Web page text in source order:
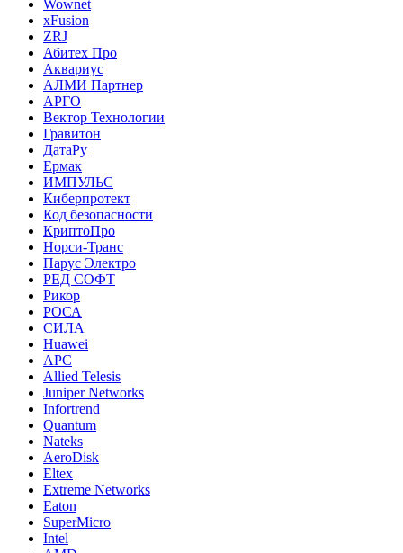
Wownet
xFusion
ZRJ
Абитех Про
Аквариус
АЛМИ Партнер
АРГО
Вектор Технологии
Гравитон
ДатаРу
Ермак
ИМПУЛЬС
Киберпротект
Код безопасности
КриптоПро
Норси-Транс
Парус Электро
РЕД СОФТ
Рикор
РОСА
СИЛА
Huawei
APC
Allied Telesis
Juniper Networks
Infortrend
Quantum
Nateks
AeroDisk
Eltex
Extreme Networks
Eaton
SuperMicro
Intel